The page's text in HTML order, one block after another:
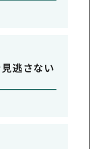
逃さない